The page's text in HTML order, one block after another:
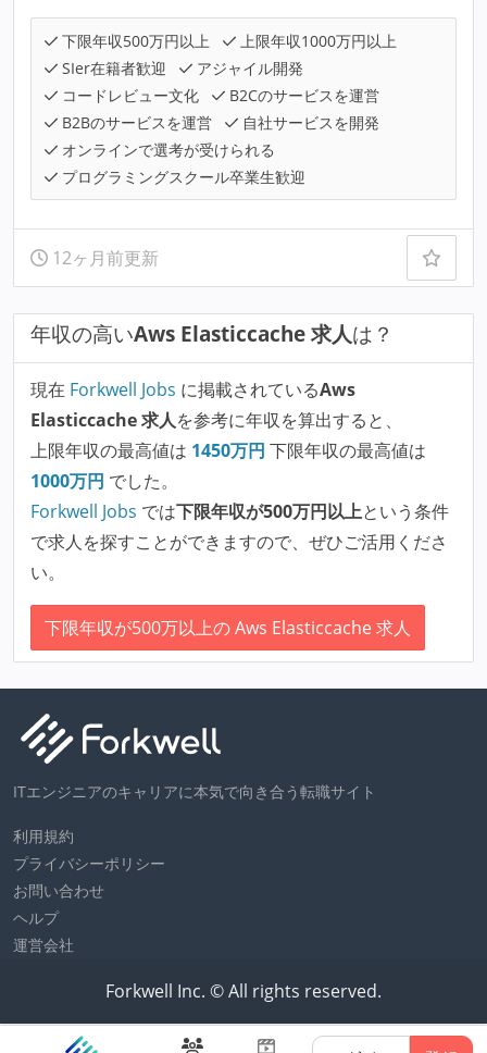
下限年収500万円以上
上限年収1000万円以上
SIer在籍者歓迎
アジャイル開発
コードレビュー文化
B2Cのサービスを運営
B2Bのサービスを運営
自社サービスを開発
オンラインで選考が受けられる
プログラミングスクール卒業生歓迎
12ヶ月前更新
年収の高いAws Elasticcache 求人は？
現在 Forkwell Jobs に掲載されているAws
Elasticcache 求人を参考に年収を算出すると、
上限年収の最高値は 1450万円 下限年収の最高値は
1000万円 でした。
Forkwell Jobs では下限年収が500万円以上という条件
で求人を探すことができますので、ぜひご活用くださ
い。
下限年収が500万以上の Aws Elasticcache 求人
ITエンジニアのキャリアに本気で向き合う転職サイト
利用規約
プライバシーポリシー
お問い合わせ
ヘルプ
運営会社
Forkwell Inc. © All rights reserved.